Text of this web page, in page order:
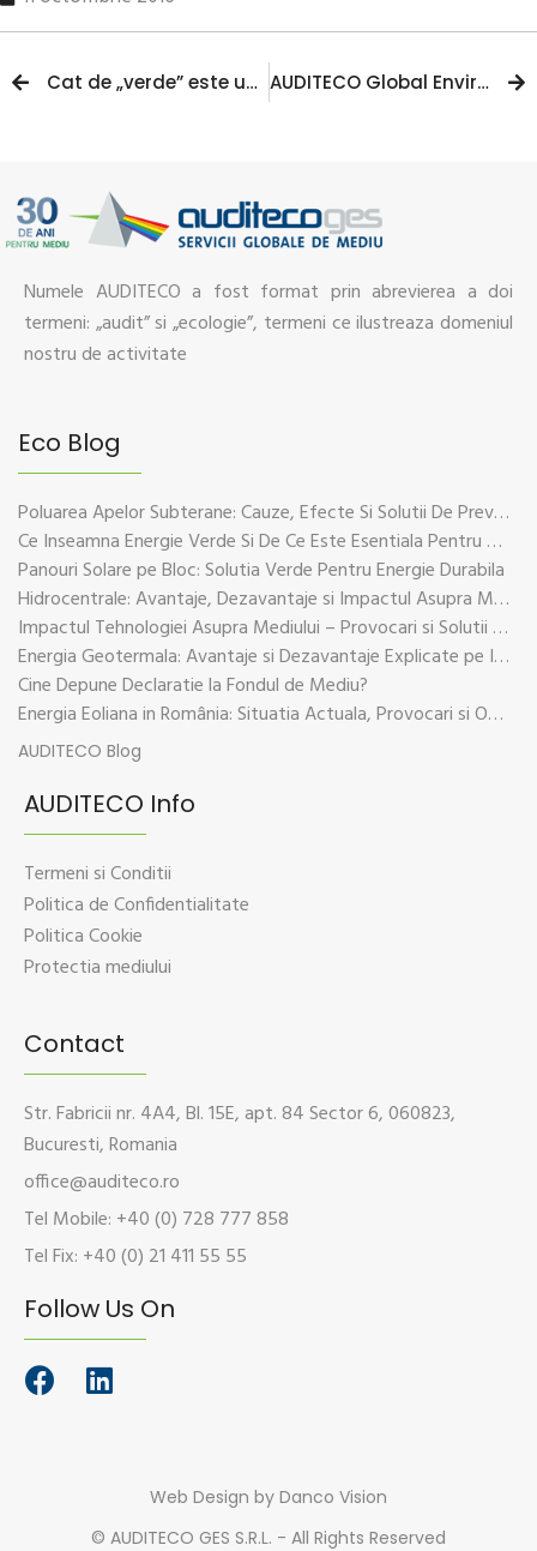
Cat de „verde” este un automobil electric? AUDITECO Global Environmental Services, membru al IEMA
Numele AUDITECO a fost format prin abrevierea a doi
termeni: „audit” si „ecologie”, termeni ce ilustreaza domeniul
nostru de activitate
Eco Blog
Poluarea Apelor Subterane: Cauze, Efecte Si Solutii De Prevenire
Ce Inseamna Energie Verde Si De Ce Este Esentiala Pentru Viitorul Planetei
Panouri Solare pe Bloc: Solutia Verde Pentru Energie Durabila
Hidrocentrale: Avantaje, Dezavantaje si Impactul Asupra Mediului
Impactul Tehnologiei Asupra Mediului – Provocari si Solutii Sustenabile
Energia Geotermala: Avantaje si Dezavantaje Explicate pe Intelesul Tuturor
Cine Depune Declaratie la Fondul de Mediu?
Energia Eoliana in România: Situatia Actuala, Provocari si Oportunitati
AUDITECO Blog
AUDITECO Info
Termeni si Conditii
Politica de Confidentialitate
Politica Cookie
Protectia mediului
Contact
Str. Fabricii nr. 4A4, Bl. 15E, apt. 84 Sector 6, 060823,
Bucuresti, Romania
office@auditeco.ro
Tel Mobile: +40 (0) 728 777 858
Tel Fix: +40 (0) 21 411 55 55
Follow Us On
© AUDITECO GES S.R.L. - All Rights Reserved
Web Design by Danco Vision